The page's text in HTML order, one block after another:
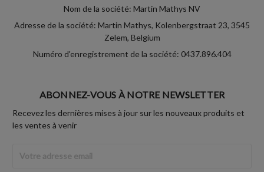
Nom de la société: Martin Mathys NV
Adresse de la société: Martin Mathys, Kolenbergstraat 23, 3545
Zelem, Belgium
Numéro d'enregistrement de la société: 0437.896.404
ABONNEZ-VOUS À NOTRE NEWSLETTER
Recevez les dernières mises à jour sur les nouveaux produits et
les ventes à venir
Email